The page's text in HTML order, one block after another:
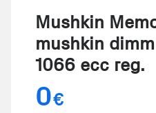
Mushkin
mushkin
1066 ecc reg.
0€